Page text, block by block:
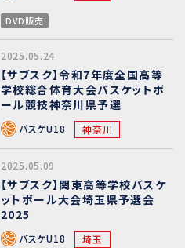
DVD販売
2025.05.24
【サブスク】令和7年度全国高等
学校総合体育大会バスケットボ
ール競技神奈川県予選
バスケU18 神奈川
2025.05.09
【サブスク】関東高等学校バスケ
ットボール大会埼玉県予選会
2025
バスケU18 埼玉